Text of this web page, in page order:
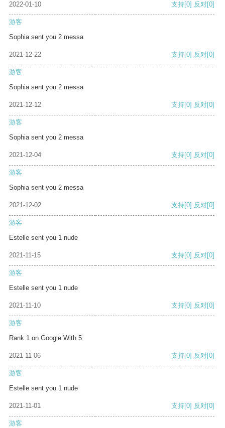
2022-01-10 支持[0] 反对[0]
游客
Sophia sent you 2 messa
2021-12-22 支持[0] 反对[0]
游客
Sophia sent you 2 messa
2021-12-12 支持[0] 反对[0]
游客
Sophia sent you 2 messa
2021-12-04 支持[0] 反对[0]
游客
Sophia sent you 2 messa
2021-12-02 支持[0] 反对[0]
游客
Estelle sent you 1 nude
2021-11-15 支持[0] 反对[0]
游客
Estelle sent you 1 nude
2021-11-10 支持[0] 反对[0]
游客
Rank 1 on Google With 5
2021-11-06 支持[0] 反对[0]
游客
Estelle sent you 1 nude
2021-11-01 支持[0] 反对[0]
游客